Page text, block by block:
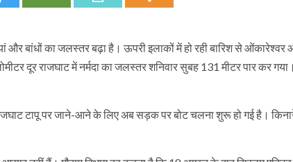
बांधों का जलस्तर बढ़ा है। ऊपरी इलाकों में हो रही बारिश से ओंकारेश्वर
दूर राजघाट में नर्मदा का जलस्तर शनिवार सुबह 131 मीटर पार कर
टापू पर जाने-आने के लिए अब सड़क पर बोट चलना शुरू हो गई है।